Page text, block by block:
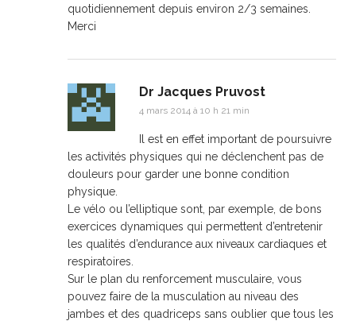
quotidiennement depuis environ 2/3 semaines.
Merci
Dr Jacques Pruvost
4 mars 2014 à 10 h 21 min
Il est en effet important de poursuivre
les activités physiques qui ne déclenchent pas de
douleurs pour garder une bonne condition
physique.
Le vélo ou l’elliptique sont, par exemple, de bons
exercices dynamiques qui permettent d’entretenir
les qualités d’endurance aux niveaux cardiaques et
respiratoires.
Sur le plan du renforcement musculaire, vous
pouvez faire de la musculation au niveau des
jambes et des quadriceps sans oublier que tous les